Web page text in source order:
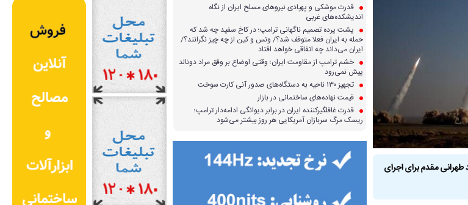
مقدم برای اجرای
قدرت موشکی و پهپادی نیرو‌های مسلح ایران از نگاه
اندیشکده‌های غربی
پشت پرده تصمیم ناگهانی ترامپ؛ در کاخ سفید چه شد که
حمله به ایران فعلا متوقف شد؟/ ونس و کین از چه چیز نگرانند؟/
ایران می‌داند چه اتفاقی خواهد افتاد
خشم ترامپ از مقاومت ایران؛ وقتی اوضاع بر وفق مراد دونالد
پیش نمی‌رود
تجهیز ۱۳۰ ناحیه به دستگاه‌های صدور آنی کارت سوخت
قیمت نهاده‌های ساختمانی در بازار
قدرت غافلگیرکننده ایران در برابر دیوانگی ادامه‌دار ترامپ؛
ریسک مرگ سربازان آمریکایی هر روز بیشتر می‌شود